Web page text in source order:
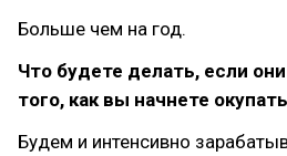
Больше чем на год.
Что будете делать, если
того, как вы начнете
Будем и интенсивно